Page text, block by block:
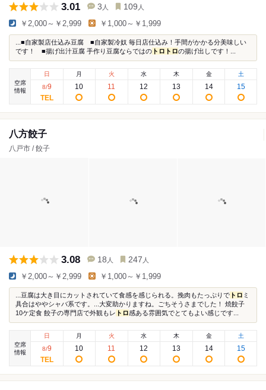
3.01 3 人 109 人
￥2,000～￥2,999 ￥1,000～￥1,999
...■自家製店仕込み豆腐 ■自家製冷奴 毎日店仕込み！手間がかかる分美味しい
です！ ■揚げ出汁豆腐 手作り豆腐ならではの トロ トロの揚げ出しです！...
空席
情報
日
8/9
月
10
火
11
水
12
木
13
金
14
土
15
八方餃子
八戸市 / 餃子
3.08 18 人 247 人
￥2,000～￥2,999 ￥1,000～￥1,999
...豆腐は大き目にカットされていて食感を感じられる。挽肉もたっぷりで トロ ミ
具合はややシャバ系です。...大変助かりますね。ごちそうさまでした！ 焼餃子
10ケ定食 餃子の専門店で外観もレ トロ感ある雰囲気でとてもよい感じです...
空席
情報
日
8/9
月
10
火
11
水
12
木
13
金
14
土
15